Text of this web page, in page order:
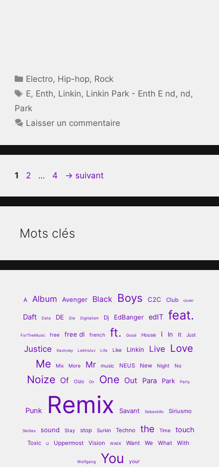
Catégories
Electro, Hip-hop, Rock
Étiquettes
E, Enth, Linkin, Linkin Park - Enth E nd, nd,
Park
Laisser un commentaire
Page
1 Page
2 … Page
4 → suivant
Mots clés
A Album Avenger Black Boys C2C Club cover
Daft Data DE Die Digitalism Dj EdBanger edIT feat.
ForTheMusic free free dl french ft. Good House I In It Just
Justice Kavinsky Lektroluv Life Like Linkin Live Love
Me Mix More Mr music NEUS New Night No
Noize Of Oizo On One Out Para Park Party
Punk Remix Savant SebastiAn Siriusmo
Skrillex sound Stay stop Surkin Techno the Time touch
Toxic U Uppermost Vision WAEK Want We What With
Wolfgang You your